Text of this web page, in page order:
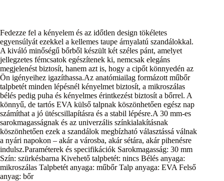
Fedezze fel a kényelem és az időtlen design tökéletes
egyensúlyát ezekkel a kellemes taupe árnyalatú szandálokkal.
A kiváló minőségű bőrből készült két széles pánt, amelyet
jellegzetes fémcsatok egészítenek ki, nemcsak elegáns
megjelenést biztosít, hanem azt is, hogy a cipőt könnyedén az
Ön igényeihez igazíthassa.Az anatómiailag formázott műbőr
talpbetét minden lépésnél kényelmet biztosít, a mikroszálas
bélés pedig puha és kényelmes érintkezést biztosít a bőrrel. A
könnyű, de tartós EVA külső talpnak köszönhetően egész nap
számíthat a jó ütéscsillapításra és a stabil lépésre.A 30 mm-es
sarokmagasságnak és az univerzális színkialakításnak
köszönhetően ezek a szandálok megbízható választássá válnak
a nyári napokon – akár a városba, akár sétára, akár pihenésre
indulsz.Paraméterek és specifikációk Sarokmagasság: 30 mm
Szín: szürkésbarna Kivehető talpbetét: nincs Bélés anyaga:
mikroszálas Talpbetét anyaga: műbőr Talp anyaga: EVA Felső
anyag: bőr